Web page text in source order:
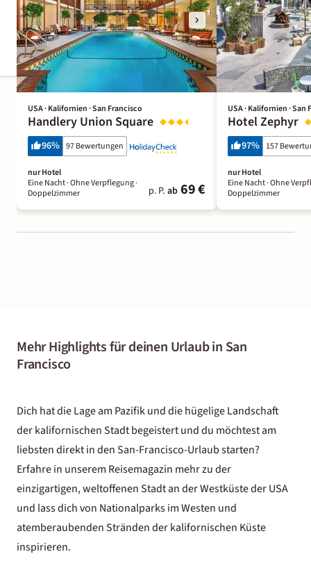
USA · Kalifornien · San Francisco
Handlery Union Square
96% 97 Bewertungen
nur Hotel
Eine Nacht· Ohne Verpflegung·
Doppelzimmer
p. P. ab 69 €
USA · Kalifornien · San
Hotel Zephyr
97% 157
nur Hotel
Eine Nacht· Ohne
Doppelzimmer
Mehr Highlights für deinen Urlaub in San
Francisco
Dich hat die Lage am Pazifik und die hügelige Landschaft
der kalifornischen Stadt begeistert und du möchtest am
liebsten direkt in den San-Francisco-Urlaub starten?
Erfahre in unserem Reisemagazin mehr zu der
einzigartigen, weltoffenen Stadt an der Westküste der USA
und lass dich von Nationalparks im Westen und
atemberaubenden Stränden der kalifornischen Küste
inspirieren.